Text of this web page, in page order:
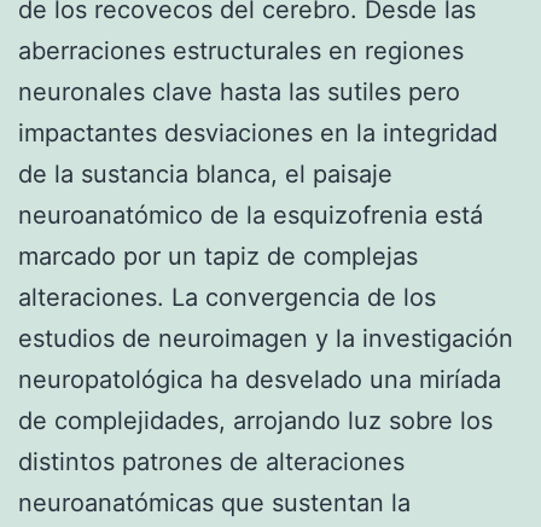
de los recovecos del cerebro. Desde las
aberraciones estructurales en regiones
neuronales clave hasta las sutiles pero
impactantes desviaciones en la integridad
de la sustancia blanca, el paisaje
neuroanatómico de la esquizofrenia está
marcado por un tapiz de complejas
alteraciones. La convergencia de los
estudios de neuroimagen y la investigación
neuropatológica ha desvelado una miríada
de complejidades, arrojando luz sobre los
distintos patrones de alteraciones
neuroanatómicas que sustentan la